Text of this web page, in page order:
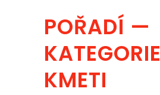
POŘADÍ —
KATEGORIE
KMETI